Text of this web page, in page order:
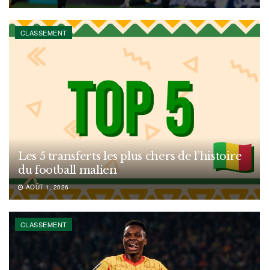
CLASSEMENT
Les 5 transferts les plus chers de l’histoire
du football malien
AOÛT 1, 2026
CLASSEMENT